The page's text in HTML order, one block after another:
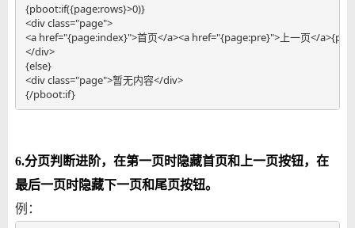
{pboot:if({page:rows}>0)}
<div class="page">
<a href="{page:index}">首页</a><a href="{page:pre}">上一页</
</div>
{else}
<div class="page">暂无内容</div>
{/pboot:if}
6.分页判断进阶，在第一页时隐藏首页和上一页按钮，在
最后一页时隐藏下一页和尾页按钮。
例：